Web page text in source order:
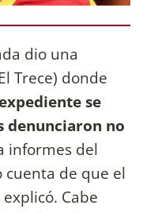
dio una
Trece) donde
se
denunciaron no
informes del
de que el
Cabe